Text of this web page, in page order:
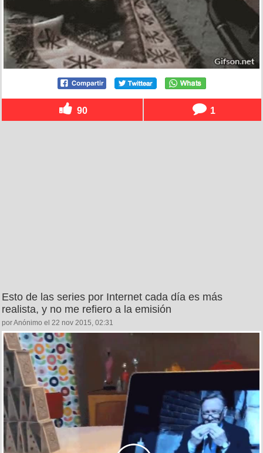
90 1
Esto de las series por Internet cada día es más
realista, y no me refiero a la emisión
por Anónimo el 22 nov 2015, 02:31